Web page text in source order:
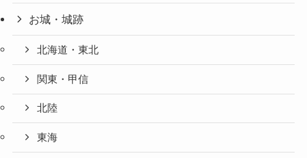
お城・城跡
北海道・東北
関東・甲信
北陸
東海